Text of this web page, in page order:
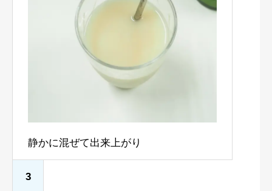
静かに混ぜて出来上がり
3